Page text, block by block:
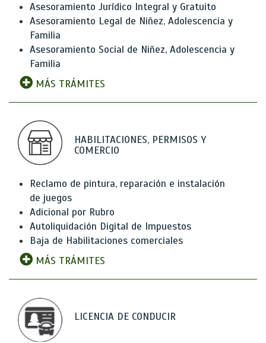
Asesoramiento Jurídico Integral y Gratuito
Asesoramiento Legal de Niñez, Adolescencia y
Familia
Asesoramiento Social de Niñez, Adolescencia y
Familia
MÁS TRÁMITES
HABILITACIONES, PERMISOS Y
COMERCIO
Reclamo de pintura, reparación e instalación
de juegos
Adicional por Rubro
Autoliquidación Digital de Impuestos
Baja de Habilitaciones comerciales
MÁS TRÁMITES
LICENCIA DE CONDUCIR